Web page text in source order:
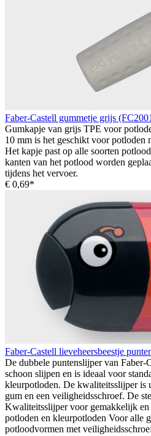
Faber-Castell gummetje grijs
Gumkapje van grijs TPE voor
10 mm is het geschikt voor potloden
Het kapje past op alle soorten
kanten van het potlood worden
tijdens het vervoer.
€ 0,69*
Faber-Castell lieveheersbeestje
De dubbele puntenslijper van Faber-
schoon slijpen en is ideaal voor
kleurpotloden. De kwaliteitsslijper is
gum en een veiligheidsschroef. De
Kwaliteitsslijper voor gemakkelijk
potloden en kleurpotloden Voor alle
potloodvormen met